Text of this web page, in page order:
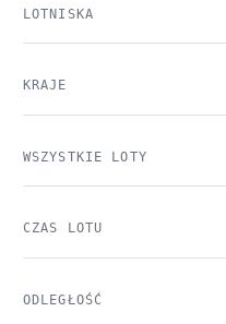
LOTNISKA
KRAJE
WSZYSTKIE LOTY
CZAS LOTU
ODLEGŁOŚĆ